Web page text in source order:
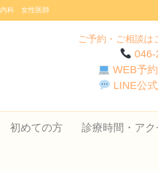
科 女性医師
ご予約・ご相談は
046-
WEB予
LINE公
初めての方 診療時間・アク